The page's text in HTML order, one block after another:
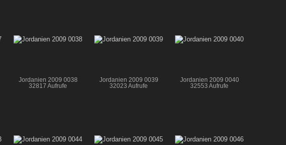
Jordanien 2009 0038
32817 Aufrufe
Jordanien 2009 0039
32023 Aufrufe
Jordanien 2009 0040
32553 Aufrufe